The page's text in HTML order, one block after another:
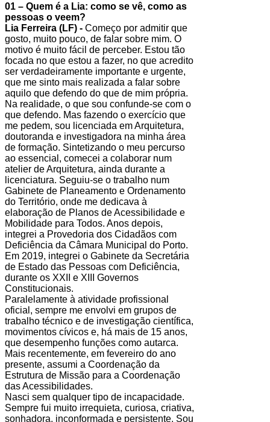
01 – Quem é a Lia: como se vê, como as
pessoas o veem?
Lia Ferreira (LF) - Começo por admitir que
gosto, muito pouco, de falar sobre mim. O
motivo é muito fácil de perceber. Estou tão
focada no que estou a fazer, no que acredito
ser verdadeiramente importante e urgente,
que me sinto mais realizada a falar sobre
aquilo que defendo do que de mim própria.
Na realidade, o que sou confunde-se com o
que defendo. Mas fazendo o exercício que
me pedem, sou licenciada em Arquitetura,
doutoranda e investigadora na minha área
de formação. Sintetizando o meu percurso
ao essencial, comecei a colaborar num
atelier de Arquitetura, ainda durante a
licenciatura. Seguiu-se o trabalho num
Gabinete de Planeamento e Ordenamento
do Território, onde me dedicava à
elaboração de Planos de Acessibilidade e
Mobilidade para Todos. Anos depois,
integrei a Provedoria dos Cidadãos com
Deficiência da Câmara Municipal do Porto.
Em 2019, integrei o Gabinete da Secretária
de Estado das Pessoas com Deficiência,
durante os XXII e XIII Governos
Constitucionais.
Paralelamente à atividade profissional
oficial, sempre me envolvi em grupos de
trabalho técnico e de investigação científica,
movimentos cívicos e, há mais de 15 anos,
que desempenho funções como autarca.
Mais recentemente, em fevereiro do ano
presente, assumi a Coordenação da
Estrutura de Missão para a Coordenação
das Acessibilidades.
Nasci sem qualquer tipo de incapacidade.
Sempre fui muito irrequieta, curiosa, criativa,
sonhadora, inconformada e persistente. Sou